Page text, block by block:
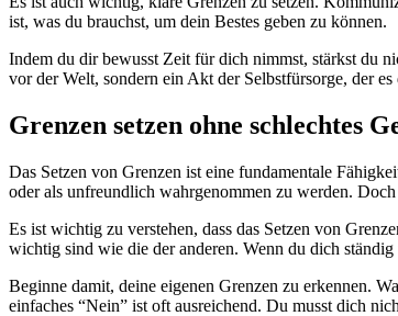
ist, was du brauchst, um dein Bestes geben zu können.
Indem du dir bewusst Zeit für dich nimmst, stärkst du
vor der Welt, sondern ein Akt der Selbstfürsorge, der
Grenzen setzen ohne schlechtes
Das Setzen von Grenzen ist eine fundamentale
oder als unfreundlich wahrgenommen zu werden.
Es ist wichtig zu verstehen, dass das Setzen von
wichtig sind wie die der anderen. Wenn du dich
Beginne damit, deine eigenen Grenzen zu erkennen.
einfaches “Nein” ist oft ausreichend. Du musst dich